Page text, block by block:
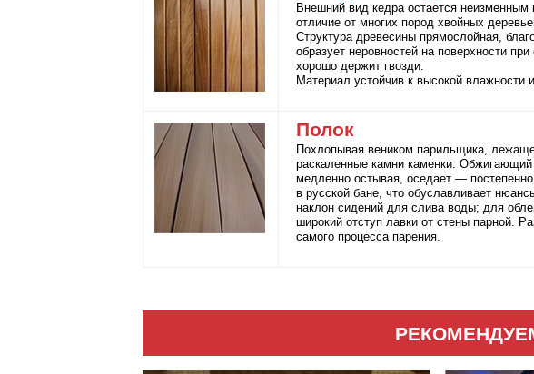
Внешний вид кедра остается неизменным
отличие от многих пород хвойных
Структура древесины прямослойная,
образует неровностей на поверхности
хорошо держит гвозди.
Материал устойчив к высокой
Полок
Похлопывая веником парильщика,
раскаленные камни каменки.
медленно остывая, оседает —
в русской бане, что обуславливает
наклон сидений для слива воды; для
широкий отступ лавки от стены парной.
самого процесса парения.